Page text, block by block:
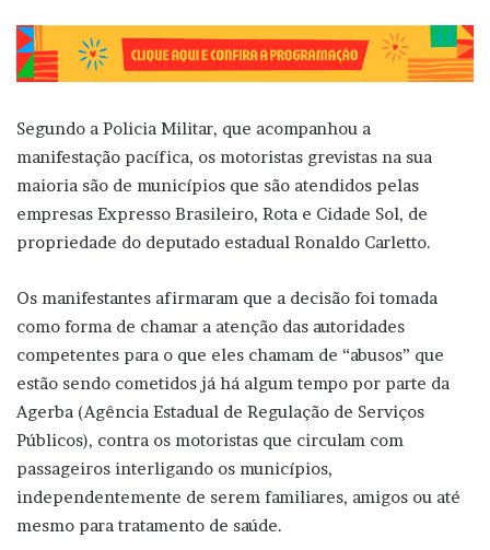
Segundo a Policia Militar, que acompanhou a
manifestação pacífica, os motoristas grevistas na sua
maioria são de municípios que são atendidos pelas
empresas Expresso Brasileiro, Rota e Cidade Sol, de
propriedade do deputado estadual Ronaldo Carletto.
Os manifestantes afirmaram que a decisão foi tomada
como forma de chamar a atenção das autoridades
competentes para o que eles chamam de “abusos” que
estão sendo cometidos já há algum tempo por parte da
Agerba (Agência Estadual de Regulação de Serviços
Públicos), contra os motoristas que circulam com
passageiros interligando os municípios,
independentemente de serem familiares, amigos ou até
mesmo para tratamento de saúde.